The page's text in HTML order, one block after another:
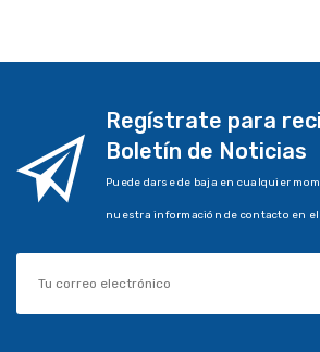
Regístrate para
Boletín de Noticias
Puede darse de baja en cualquier
nuestra información de contacto en